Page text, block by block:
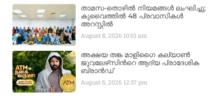
താമസ-തൊഴിൽ നിയമങ്ങൾ ലംഘിച്ചു;
കുവൈത്തിൽ 48 പ്രവാസികൾ
അറസ്റ്റിൽ
August 8, 2026 10:01 am
അക്ഷയ തങ്ക മാളിഗൈ കല്യാണ്‍
ജുവലേഴ്‌സിന്‍റെ ആദ്യ പ്രാദേശിക
ബ്രാന്‍ഡ്
August 6, 2026 12:37 pm